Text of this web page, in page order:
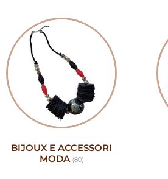
BIJOUX E ACCESSORI
MODA (80)